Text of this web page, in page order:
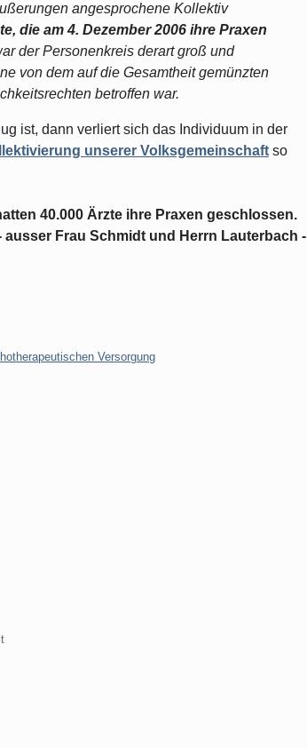
angesprochene Kollektiv
die am 4. Dezember 2006 ihre Praxen
der Personenkreis derart groß und
von dem auf die Gesamtheit gemünzten
betroffen war.
ist, dann verliert sich das Individuum in der
unserer Volksgemeinschaft so
40.000 Ärzte ihre Praxen geschlossen.
ausser Frau Schmidt und Herrn Lauterbach -
Versorgung